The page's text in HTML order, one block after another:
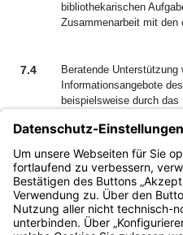
bibliothekarischen
Zusammenarbeit mit den
7.4
Beratende Unterstützung
Informationsangebote
beispielsweise durch das
Bayern.de